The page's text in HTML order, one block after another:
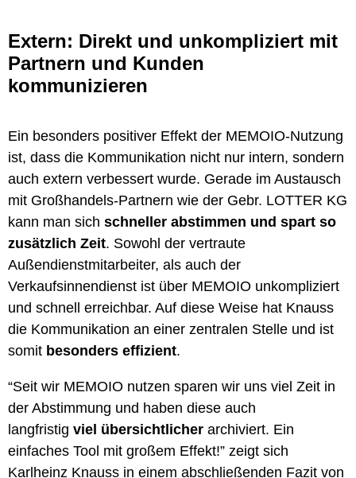
Extern: Direkt und unkompliziert mit
Partnern und Kunden
kommunizieren
Ein besonders positiver Effekt der MEMOIO-Nutzung
ist, dass die Kommunikation nicht nur intern, sondern
auch extern verbessert wurde. Gerade im Austausch
mit Großhandels-Partnern wie der Gebr. LOTTER KG
kann man sich schneller abstimmen und spart so
zusätzlich Zeit. Sowohl der vertraute
Außendienstmitarbeiter, als auch der
Verkaufsinnendienst ist über MEMOIO unkompliziert
und schnell erreichbar. Auf diese Weise hat Knauss
die Kommunikation an einer zentralen Stelle und ist
somit besonders effizient.
“Seit wir MEMOIO nutzen sparen wir uns viel Zeit in
der Abstimmung und haben diese auch
langfristig viel übersichtlicher archiviert. Ein
einfaches Tool mit großem Effekt!” zeigt sich
Karlheinz Knauss in einem abschließenden Fazit von